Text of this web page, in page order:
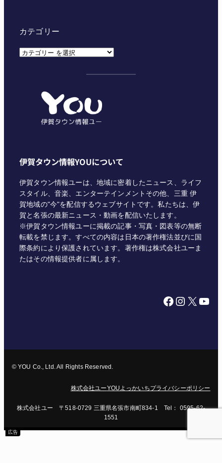
カテゴリー
カ
伊賀タウン情報YOUについて
伊賀タウン情報ユーは、地域に密着したニュース、ライフ
スタイル、音楽、エンターテインメントその他、三重 伊
賀地域の"今"を配信するウェブサイトです。私たちは、伊
賀と名張の最新ニュース・動画を配信いたします。
※伊賀タウン情報ユーに掲載の記事・写真・図表等の無断
転載を禁じます。すべての内容は日本の著作権法並びに国
際条約により保護されています。著作権は株式会社ユーま
たはその情報提供者に属します。
Facebook Instagram X YouTube
© YOU Co., Ltd. All Rights Reserved.
株式会社ユーYOUよっかいちプライバシーポリシー
株式会社ユー 〒518-0729 三重県名張市南町834-1 Tel： 0595-62-
1551